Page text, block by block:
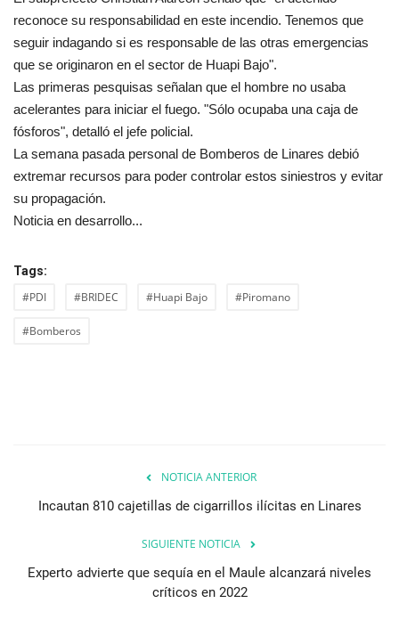
reconoce su responsabilidad en este incendio. Tenemos que
seguir indagando si es responsable de las otras emergencias
que se originaron en el sector de Huapi Bajo".
Las primeras pesquisas señalan que el hombre no usaba
acelerantes para iniciar el fuego. "Sólo ocupaba una caja de
fósforos", detalló el jefe policial.
La semana pasada personal de Bomberos de Linares debió
extremar recursos para poder controlar estos siniestros y evitar
su propagación.
Noticia en desarrollo...
Tags:
#PDI #BRIDEC #Huapi Bajo #Piromano
#Bomberos
NOTICIA ANTERIOR
Incautan 810 cajetillas de cigarrillos ilícitas en Linares
SIGUIENTE NOTICIA
Experto advierte que sequía en el Maule alcanzará niveles
críticos en 2022